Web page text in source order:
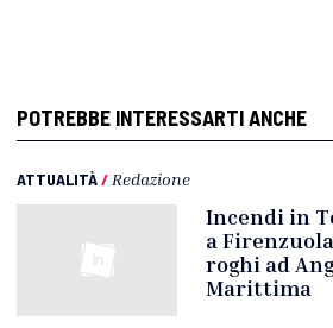
POTREBBE INTERESSARTI ANCHE
ATTUALITÀ/ Redazione
Incendi in
a
roghi ad
Marittima